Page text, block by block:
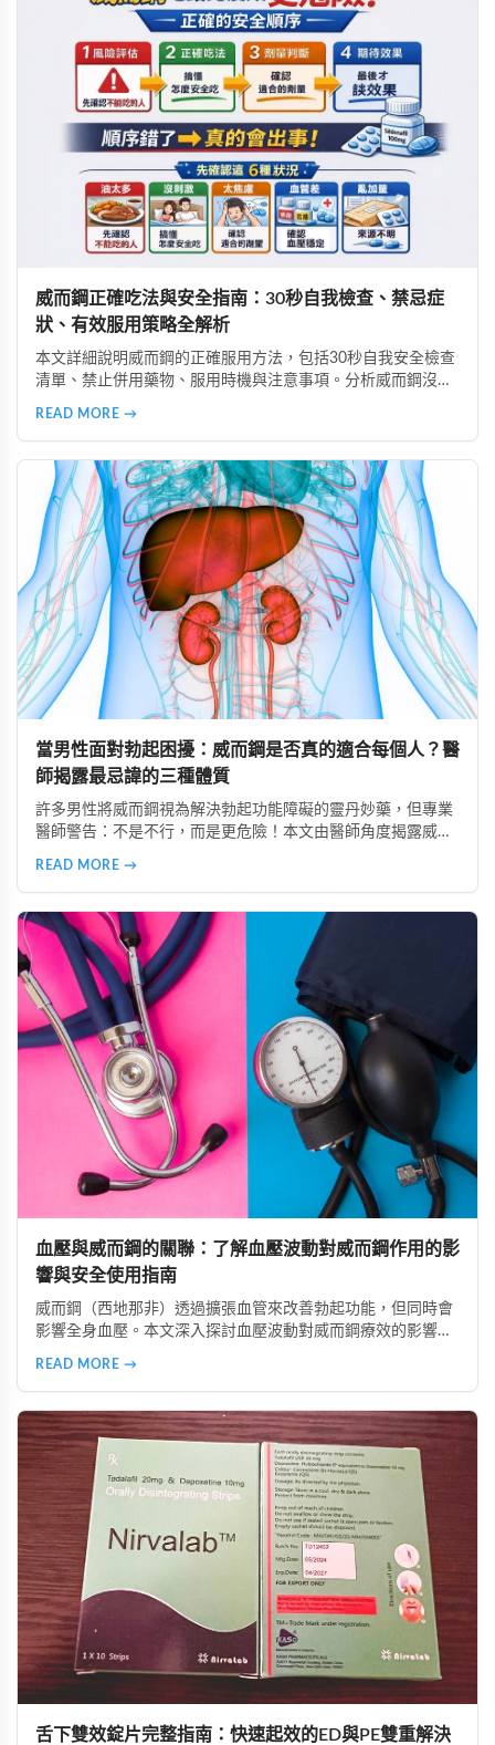
威而鋼正確吃法與安全指南：30秒自我檢查、禁忌症
狀、有效服用策略全解析
本文詳細說明威而鋼的正確服用方法，包括30秒自我安全檢查
清單、禁止併用藥物、服用時機與注意事項。分析威而鋼沒效
READ MORE →
當男性面對勃起困擾：威而鋼是否真的適合每個人？醫
師揭露最忌諱的三種體質
許多男性將威而鋼視為解決勃起功能障礙的靈丹妙藥，但專業
醫師警告：不是不行，而是更危險！本文由醫師角度揭露威而
造成健康危害。
READ MORE →
血壓與威而鋼的關聯：了解血壓波動對威而鋼作用的影
響與安全使用指南
威而鋼（西地那非）透過擴張血管來改善勃起功能，但同時會
影響全身血壓。本文深入探討血壓波動對威而鋼療效的影響，
血壓、避免與降壓藥物併用、從低劑量開始等建議，幫助讀者
在兼顧安全的前提下提升性生活品質。
READ MORE →
舌下雙效錠片完整指南：快速起效的ED與PE雙重解決